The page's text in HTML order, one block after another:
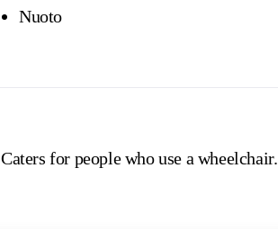
Nuoto
Caters for people who use a wheelchair.